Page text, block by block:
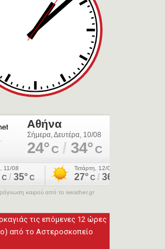
καιρού από το weather.gr
τις επόμενες 12 ώρες
από το Αστεροσκοπείο